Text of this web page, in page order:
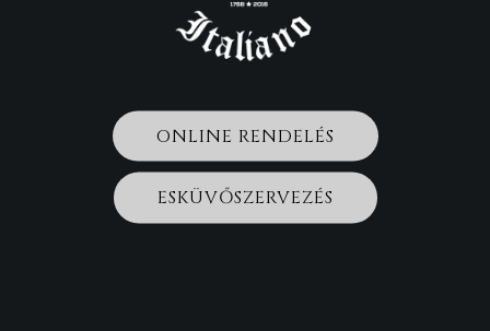
ESKÜVŐSZERVEZÉS
ONLINE RENDELÉS